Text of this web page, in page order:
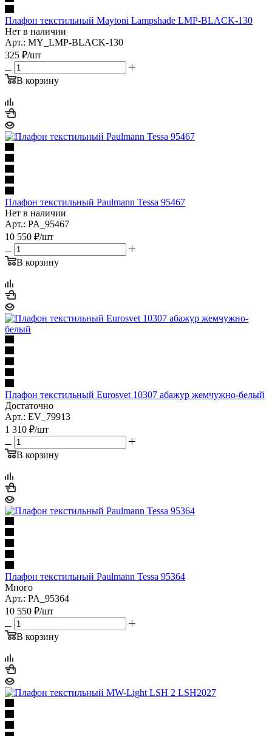
Плафон текстильный Maytoni Lampshade LMP-BLACK-130
Нет в наличии
Арт.: MY_LMP-BLACK-130
325 ₽/шт
В корзину
Плафон текстильный Paulmann Tessa 95467
Нет в наличии
Арт.: PA_95467
10 550 ₽/шт
В корзину
Плафон текстильный Eurosvet 10307 абажур жемчужно-белый
Достаточно
Арт.: EV_79913
1 310 ₽/шт
В корзину
Плафон текстильный Paulmann Tessa 95364
Много
Арт.: PA_95364
10 550 ₽/шт
В корзину